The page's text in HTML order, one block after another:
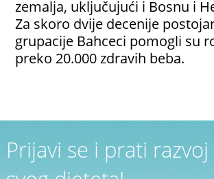
zemalja, uključujući i Bosnu i
Za skoro dvije decenije
grupacije Bahceci pomogli su
preko 20.000 zdravih beba.
Prijavi se i prati razvoj